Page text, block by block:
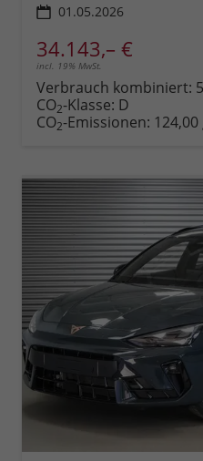
01.05.2026
34.143,– €
incl. 19% MwSt.
Verbrauch kombiniert:
CO2-Klasse: D
CO2-Emissionen: